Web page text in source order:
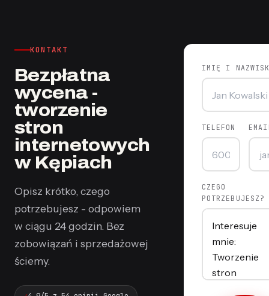
KONTAKT
Bezpłatna
wycena -
tworzenie
stron
internetowych
w Kępiach
Opisz krótko, czego
potrzebujesz - odpowiem
w ciągu 24 godzin. Bez
zobowiązań i sprzedażowej
ściemy.
IMIĘ I
TELEFON
CZEGO
POTRZEBUJESZ?